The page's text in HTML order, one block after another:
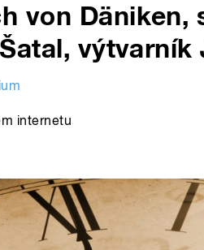
von Däniken,
výtvarník
internetu